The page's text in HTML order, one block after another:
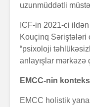
uzunmüddətli
ICF-in 2021-ci
Kouçinq Səriştələri
“psixoloji
anlayışlar mərkəzə
EMCC-nin
EMCC holistik